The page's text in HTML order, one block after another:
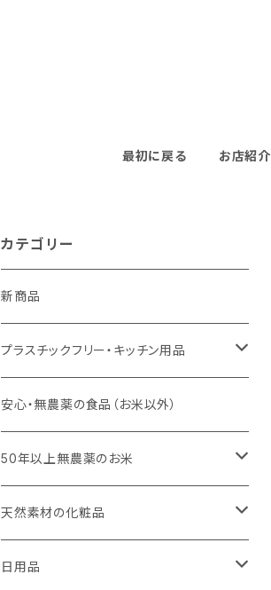
最初に戻る お店紹介
カテゴリー
新商品
プラスチックフリー・キッチン用品
キッチンスポンジ・キッチンブラシ
びわこ・和太布（日本独自の方法で織られ
た木綿の布巾）
weck（ドイツ生まれのガラス容器）
安心・無農薬の食品（お米以外）
50年以上無農薬のお米
玄米（定期便）
白米（定期便）
天然素材の化粧品
日焼け止め
日用品